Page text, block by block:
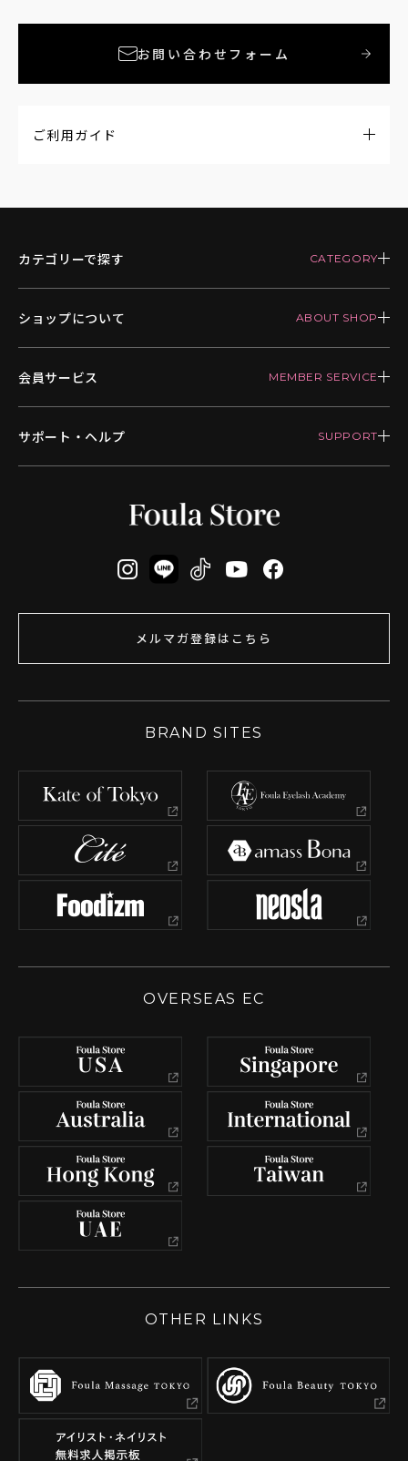
お問い合わせフォーム
ご利用ガイド
カテゴリーで探す
ショップについて
会員サービス
サポート・ヘルプ
メルマガ登録はこちら
BRAND SITES
OVERSEAS EC
OTHER LINKS